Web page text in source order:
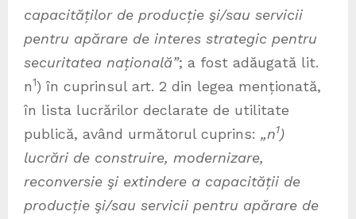
capacităților de producție şi/sau servicii
pentru apărare de interes strategic pentru
securitatea națională”; a fost adăugată lit.
n1) în cuprinsul art. 2 din legea menționată,
în lista lucrărilor declarate de utilitate
publică, având următorul cuprins: „n1)
lucrări de construire, modernizare,
reconversie şi extindere a capacității de
producție şi/sau servicii pentru apărare de